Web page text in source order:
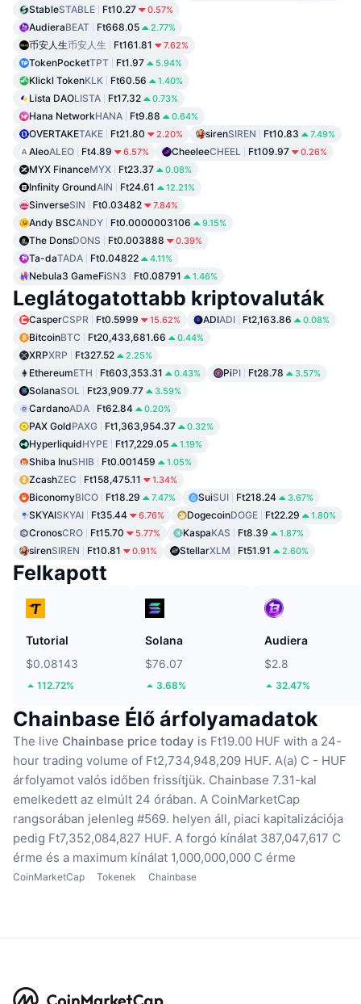
StableSTABLE Ft10.27 0.57%
AudieraBEAT Ft668.05 2.77%
币安人生币安人生 Ft161.81 7.62%
TokenPocketTPT Ft1.97 5.94%
Klickl TokenKLK Ft60.56 1.40%
Lista DAOLISTA Ft17.32 0.73%
Hana NetworkHANA Ft9.88 0.64%
OVERTAKETAKE Ft21.80 2.20% sirenSIREN Ft10.83 7.49%
AleoALEO Ft4.89 6.57% CheeleeCHEEL Ft109.97 0.26%
MYX FinanceMYX Ft23.37 0.08%
Infinity GroundAIN Ft24.61 12.21%
SinverseSIN Ft0.03482 7.84%
Andy BSCANDY Ft0.0000003106 9.15%
The DonsDONS Ft0.003888 0.39%
Ta-daTADA Ft0.04822 4.11%
Nebula3 GameFiSN3 Ft0.08791 1.46%
Leglátogatottabb kriptovaluták
CasperCSPR Ft0.5999 15.62% ADIADI Ft2,163.86 0.08%
BitcoinBTC Ft20,433,681.66 0.44%
XRPXRP Ft327.52 2.25%
EthereumETH Ft603,353.31 0.43% PiPI Ft28.78 3.57%
SolanaSOL Ft23,909.77 3.59%
CardanoADA Ft62.84 0.20%
PAX GoldPAXG Ft1,363,954.37 0.32%
HyperliquidHYPE Ft17,229.05 1.19%
Shiba InuSHIB Ft0.001459 1.05%
ZcashZEC Ft158,475.11 1.34%
BiconomyBICO Ft18.29 7.47% SuiSUI Ft218.24 3.67%
SKYAISKYAI Ft35.44 6.76% DogecoinDOGE Ft22.29 1.80%
CronosCRO Ft15.70 5.77% KaspaKAS Ft8.39 1.87%
sirenSIREN Ft10.81 0.91% StellarXLM Ft51.91 2.60%
Felkapott
Tutorial
$0.08143
112.72%
Solana
$76.07
3.68%
Audiera
$2.8
32.47%
Chainbase Élő árfolyamadatok
The live Chainbase price today is Ft19.00 HUF with a 24-
hour trading volume of Ft2,734,948,209 HUF. A(a) C - HUF
árfolyamot valós időben frissítjük. Chainbase 7.31-kal
emelkedett az elmúlt 24 órában. A CoinMarketCap
rangsorában jelenleg #569. helyen áll, piaci kapitalizációja
pedig Ft7,352,084,827 HUF. A forgó kínálat 387,047,617 C
érme és a maximum kínálat 1,000,000,000 C érme
CoinMarketCap Tokenek Chainbase